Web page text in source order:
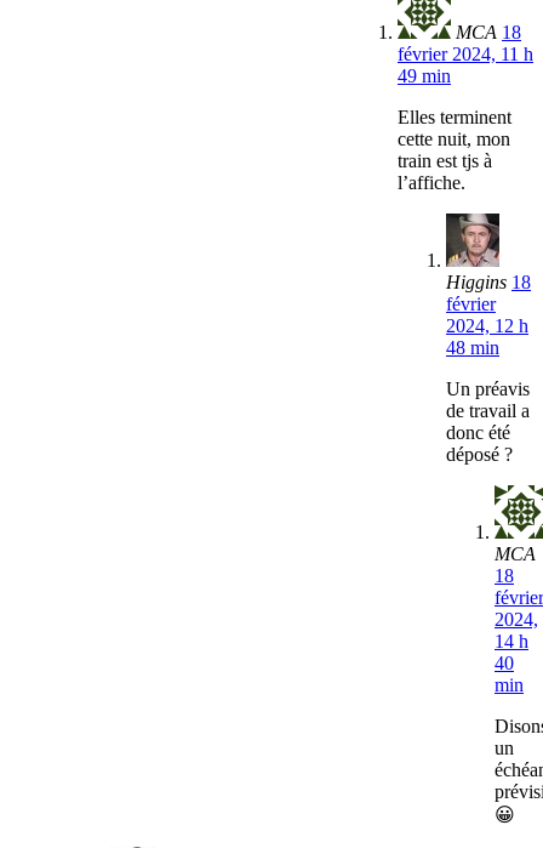
MCA 18
février 2024, 11 h
49 min
Elles terminent
cette nuit, mon
train est tjs à
l’affiche.
Higgins 18
février
2024, 12 h
48 min
Un préavis
de travail a
donc été
déposé ?
MCA
18
février
2024,
14 h
40
min
un
😀